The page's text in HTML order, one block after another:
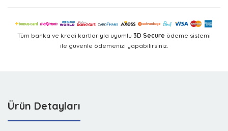
Tüm banka ve kredi kartlarıyla uyumlu 3D Secure ödeme sistemi
ile güvenle ödemenizi yapabilirsiniz.
Ürün Detayları